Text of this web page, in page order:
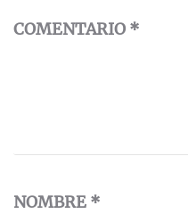
COMENTARIO *
NOMBRE *